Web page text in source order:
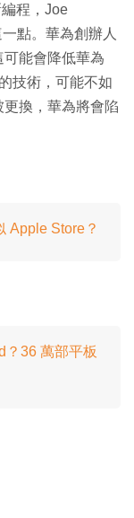
程，Joe
點。華為創辦人
能會降低華為
技術，可能不如
換，華為將會陷
Apple Store？
？36 萬部平板